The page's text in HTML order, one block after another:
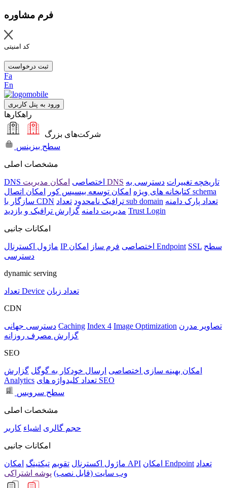
فرم مشاوره
کد امنیتی
ثبت درخواست
Fa
En
ورود به پنل کاربری
راهکارها
شرکت‌های بزرگ
سطح بیزینس
مشخصات اصلی
DNS اختصاصی امکان مدیریت DNS تاریخچه تغییرات دسترسی به
کتابخانه های ویژه امکان توسعه بیسیس کور
امکان اتصال schema
سازگار با CDN
ترافیک نامحدود تعداد sub domain تعداد پارک دامنه
مدیریت دامنه گزارش ترافیک و بازدید Trust Login
امکانات جانبی
ماژول اکسترنال IP اختصاصی فرم ساز امکان Endpoint SSL سطح
دسترسی
dynamic serving
تعداد Device تعداد زبان
CDN
دسترسی جهانی Caching Index 4 Image Optimization تصاویر مدرن
گزارش مصرف روزانه
SEO
امکان بهینه سازی اختصاصی ارسال خودکار به گوگل گزارش
Analytics
تعداد کلیدواژه های SEO
سطح سرویس
مشخصات اصلی
حجم گالری اشیاء کاربر
امکانات جانبی
ماژول اکسترنال تقویم تیکتینگ امکان API امکان Endpoint تعداد
وب سایت (قابل نصب) پوشه اشتراکی